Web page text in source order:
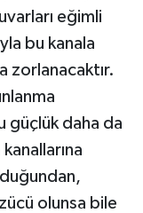
eğimli
bu kanala
zorlanacaktır.
güçlük daha da
olunsa bile